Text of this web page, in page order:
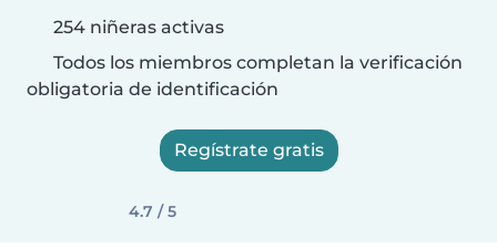
254 niñeras activas
Todos los miembros completan la verificación
obligatoria de identificación
Regístrate gratis
4.7 / 5